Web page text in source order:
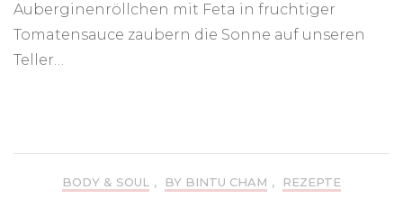
Auberginenröllchen mit Feta in fruchtiger
Tomatensauce zaubern die Sonne auf unseren
Teller…
BODY & SOUL , BY BINTU CHAM , REZEPTE